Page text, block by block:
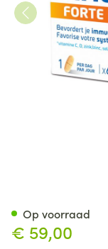
€ 59,00
Op voorraad